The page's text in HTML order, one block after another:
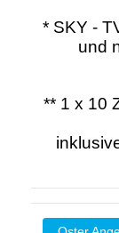
* SKY -
und
** 1 x 10
inklusive